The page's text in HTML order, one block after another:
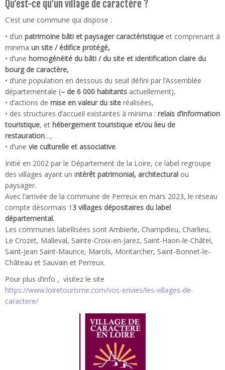
Qu’est-ce qu’un village de caractère ?
C’est une commune qui dispose :
• d’un patrimoine bâti et paysager caractéristique et comprenant à
minima un site / édifice protégé,
• d’une homogénéité du bâti / du site et identification claire du
bourg de caractère,
• d’une population en dessous du seuil défini par l’Assemblée
départementale (– de 6 000 habitants actuellement),
• d’actions de mise en valeur du site réalisées,
• des structures d’accueil existantes à minima : relais d’information
touristique, et hébergement touristique et/ou lieu de
restauration…,
• d’une vie culturelle et associative.
Initié en 2002 par le Département de la Loire, ce label regroupe
des villages ayant un intérêt patrimonial, architectural ou
paysager.
Avec l’arrivée de la commune de Perreux en mars 2023, le réseau
compte désormais 13 villages dépositaires du label
départemental.
Les communes labellisées sont Ambierle, Champdieu, Charlieu,
Le Crozet, Malleval, Sainte-Croix-en-Jarez, Saint-Haon-le-Châtel,
Saint-Jean Saint-Maurice, Marols, Montarcher, Saint-Bonnet-le-
Château et Sauvain et Perreux.
Pour plus d’info , visitez le site
https://www.loiretourisme.com/vos-envies/les-villages-de-
caractere/